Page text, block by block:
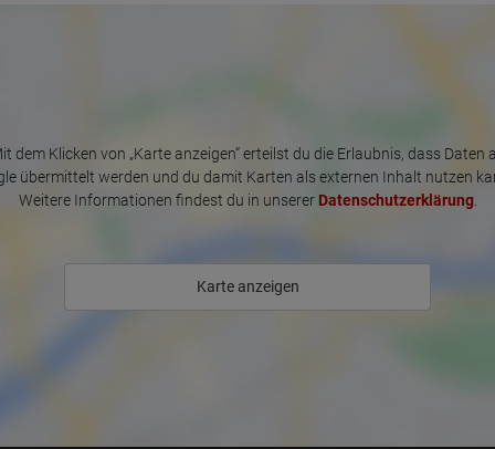
Visitor source (Facebook, search engine, or referring website)
Which files were downloaded?
Which videos were watched?
Were any advertising banners clicked?
How long did the visitor stay?
dem Klicken von „Karte anzeigen“ erteilst du die Erlaubnis, dass Daten
übermittelt werden und du damit Karten als externen Inhalt nutzen
Weitere Informationen findest du in unserer Datenschutzerklärung.
Karte anzeigen